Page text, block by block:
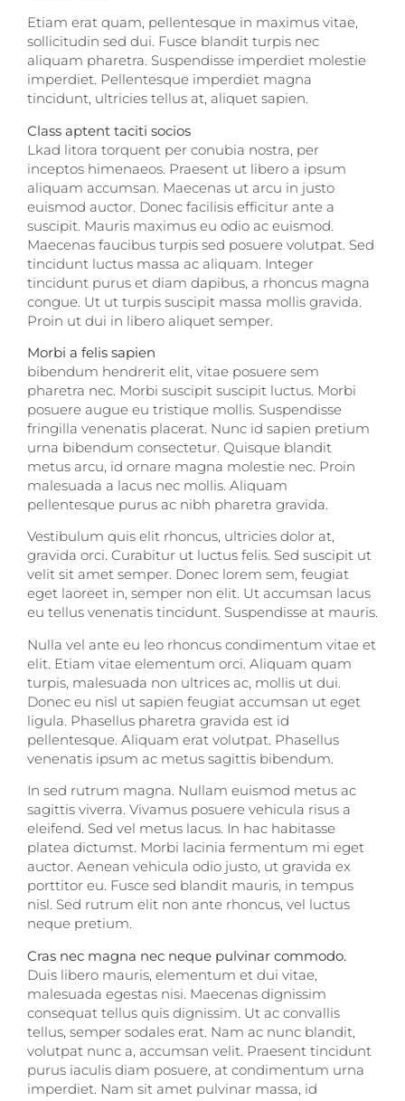
Etiam erat quam, pellentesque in maximus vitae,
sollicitudin sed dui. Fusce blandit turpis nec
aliquam pharetra. Suspendisse imperdiet molestie
imperdiet. Pellentesque imperdiet magna
tincidunt, ultricies tellus at, aliquet sapien.
Class aptent taciti socios
Lkad litora torquent per conubia nostra, per
inceptos himenaeos. Praesent ut libero a ipsum
aliquam accumsan. Maecenas ut arcu in justo
euismod auctor. Donec facilisis efficitur ante a
suscipit. Mauris maximus eu odio ac euismod.
Maecenas faucibus turpis sed posuere volutpat. Sed
tincidunt luctus massa ac aliquam. Integer
tincidunt purus et diam dapibus, a rhoncus magna
congue. Ut ut turpis suscipit massa mollis gravida.
Proin ut dui in libero aliquet semper.
Morbi a felis sapien
bibendum hendrerit elit, vitae posuere sem
pharetra nec. Morbi suscipit suscipit luctus. Morbi
posuere augue eu tristique mollis. Suspendisse
fringilla venenatis placerat. Nunc id sapien pretium
urna bibendum consectetur. Quisque blandit
metus arcu, id ornare magna molestie nec. Proin
malesuada a lacus nec mollis. Aliquam
pellentesque purus ac nibh pharetra gravida.
Vestibulum quis elit rhoncus, ultricies dolor at,
gravida orci. Curabitur ut luctus felis. Sed suscipit ut
velit sit amet semper. Donec lorem sem, feugiat
eget laoreet in, semper non elit. Ut accumsan lacus
eu tellus venenatis tincidunt. Suspendisse at mauris.
Nulla vel ante eu leo rhoncus condimentum vitae et
elit. Etiam vitae elementum orci. Aliquam quam
turpis, malesuada non ultrices ac, mollis ut dui.
Donec eu nisl ut sapien feugiat accumsan ut eget
ligula. Phasellus pharetra gravida est id
pellentesque. Aliquam erat volutpat. Phasellus
venenatis ipsum ac metus sagittis bibendum.
In sed rutrum magna. Nullam euismod metus ac
sagittis viverra. Vivamus posuere vehicula risus a
eleifend. Sed vel metus lacus. In hac habitasse
platea dictumst. Morbi lacinia fermentum mi eget
auctor. Aenean vehicula odio justo, ut gravida ex
porttitor eu. Fusce sed blandit mauris, in tempus
nisl. Sed rutrum elit non ante rhoncus, vel luctus
neque pretium.
Cras nec magna nec neque pulvinar commodo.
Duis libero mauris, elementum et dui vitae,
malesuada egestas nisi. Maecenas dignissim
consequat tellus quis dignissim. Ut ac convallis
tellus, semper sodales erat. Nam ac nunc blandit,
volutpat nunc a, accumsan velit. Praesent tincidunt
purus iaculis diam posuere, at condimentum urna
imperdiet. Nam sit amet pulvinar massa, id